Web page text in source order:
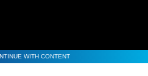
WITH CONTENT